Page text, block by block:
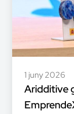
1 juny 2026
Aridditive